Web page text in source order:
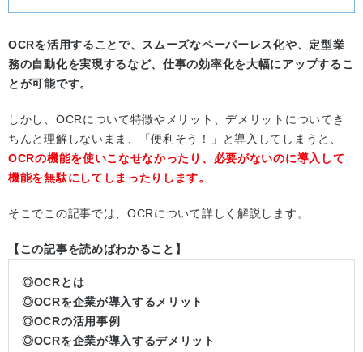
OCRを活用することで、スムーズなペーパーレス化や、定型業
務の自動化を実現するなど、仕事の効率化を大幅にアップするこ
とが可能です。
しかし、OCRについて特徴やメリット、デメリットについてき
ちんと理解しないまま、「便利そう！」と導入してしまうと、
OCRの機能を使いこなせなかったり、必要がないのに導入して
機能を無駄にしてしまったりします。
そこでこの記事では、OCRについて詳しく解説します。
【この記事を読めばわかること】
◎OCRとは
◎OCRを企業が導入するメリット
◎OCRの活用事例
◎OCRを企業が導入するデメリット